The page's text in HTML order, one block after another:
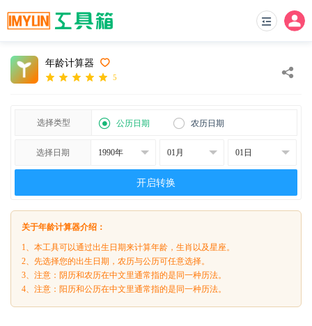
年龄计算器
5
选择类型 公历日期 农历日期
选择日期
开启转换
关于年龄计算器介绍：
1、本工具可以通过出生日期来计算年龄，生肖以及星座。
2、先选择您的出生日期，农历与公历可任意选择。
3、注意：阴历和农历在中文里通常指的是同一种历法。
4、注意：阳历和公历在中文里通常指的是同一种历法。